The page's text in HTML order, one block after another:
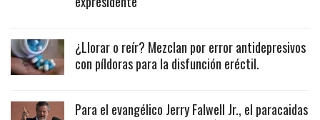
¿Llorar o reír? Mezclan por error antidepresivos
con píldoras para la disfunción eréctil.
Para el evangélico Jerry Falwell Jr., el paracaidas